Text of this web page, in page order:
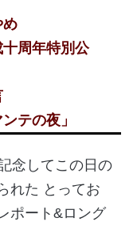
め
周年特別公
ンテの夜」
念してこの日の
れた とってお
ポート&ロング